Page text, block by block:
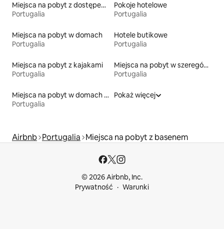
Miejsca na pobyt z dostępem do jeziora
Portugalia
Pokoje hotelowe
Portugalia
Miejsca na pobyt w domach
Portugalia
Hotele butikowe
Portugalia
Miejsca na pobyt z kajakami
Portugalia
Miejsca na pobyt w szeregówkach
Portugalia
Miejsca na pobyt w domach wakacyjnych
Portugalia
Pokaż więcej
Airbnb Portugalia Miejsca na pobyt z basenem
© 2026 Airbnb, Inc.
Prywatność
Warunki